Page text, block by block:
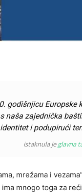
godišnjicu Europske
naša zajednička
i podupirući
istaknula jeglavna
mrežama i
mnogo toga za